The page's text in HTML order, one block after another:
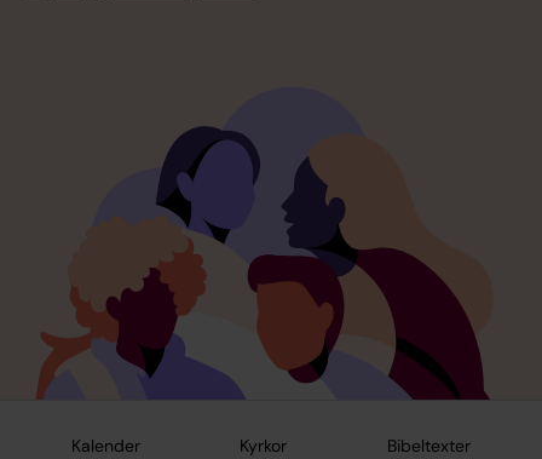
Kalender Kyrkor Bibeltexter